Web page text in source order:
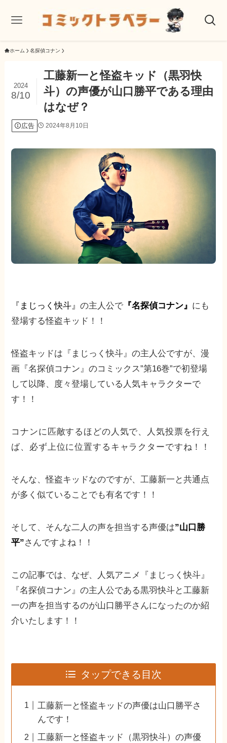
ホーム 名探偵コナン
工藤新一と怪盗キッド（黒羽快
斗）の声優が山口勝平である理由
はなぜ？
2024
8/10
広告 2024年8月10日
『まじっく快斗』の主人公で 『名探偵コナン』 にも
登場する怪盗キッド！！
怪盗キッドは『まじっく快斗』の主人公ですが、漫
画『名探偵コナン』のコミックス”第16巻”で初登場
して以降、度々登場している人気キャラクターで
す！！
コナンに匹敵するほどの人気で、人気投票を行え
ば、必ず上位に位置するキャラクターですね！！
そんな、怪盗キッドなのですが、工藤新一と共通点
が多く似ていることでも有名です！！
そして、そんな二人の声を担当する声優は”山口勝
平”さんですよね！！
この記事では、なぜ、人気アニメ『まじっく快斗』
『名探偵コナン』の主人公である黒羽快斗と工藤新
一の声を担当するのが山口勝平さんになったのか紹
介いたします！！
タップできる目次
工藤新一と怪盗キッドの声優は山口勝平さ
んです！
工藤新一と怪盗キッド（黒羽快斗）の声優